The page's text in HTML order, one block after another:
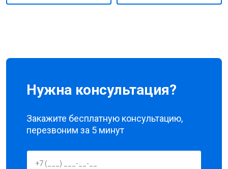
Нужна консультация?
Закажите бесплатную консультацию,
перезвоним за 5 минут